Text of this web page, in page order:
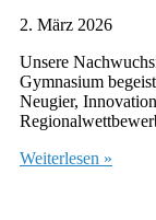
2. März 2026
Unsere
Gymnasium
Neugier,
Weiterlesen »